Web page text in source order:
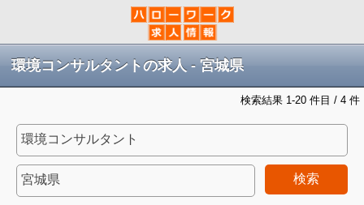
環境コンサルタントの求人 - 宮城県
検索結果 1-20 件目 / 4 件
検索